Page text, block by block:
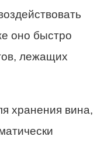
оно быстро
лежащих
хранения вина,